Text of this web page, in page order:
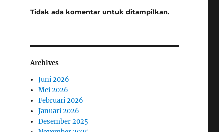
Tidak ada komentar untuk ditampilkan.
Archives
Juni 2026
Mei 2026
Februari 2026
Januari 2026
Desember 2025